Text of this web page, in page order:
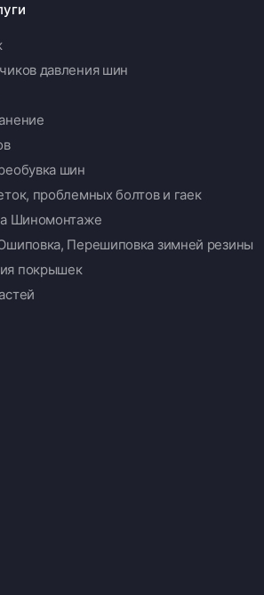
давления шин
шин
проблемных болтов и гаек
Шиномонтаже
Перешиповка зимней резины
покрышек